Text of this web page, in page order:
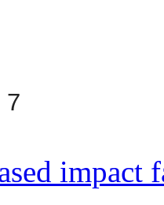
7
impact